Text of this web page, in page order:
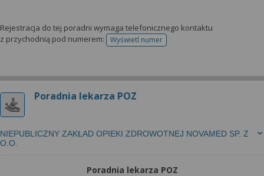
Rejestracja do tej poradni wymaga telefonicznego kontaktu
z przychodnią pod numerem:
Wyświetl numertelefonu do rejestracji
Poradnia lekarza POZ
NIEPUBLICZNY ZAKŁAD OPIEKI ZDROWOTNEJ NOVAMED SP. Z
O.O.
Poradnia lekarza POZ